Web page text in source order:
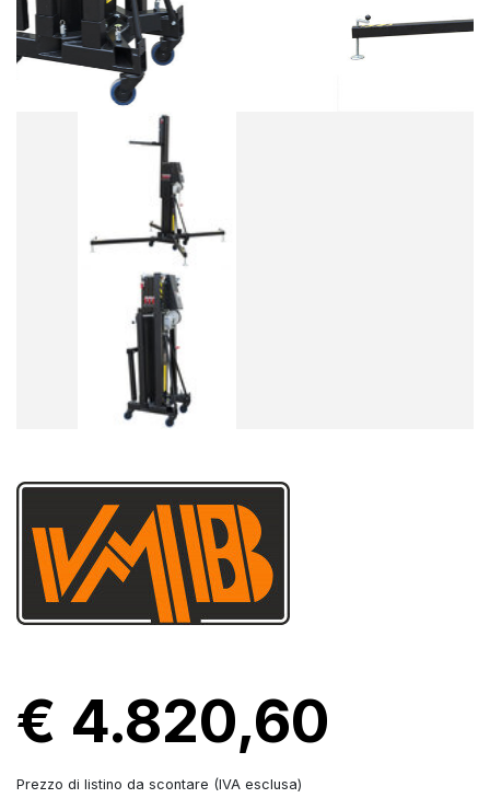
€ 4.820,60
Prezzo di listino da scontare (IVA esclusa)